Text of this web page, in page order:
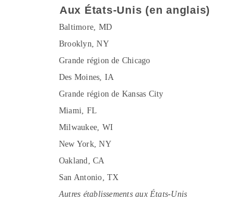
Aux États-Unis (en anglais)
Baltimore, MD
Brooklyn, NY
Grande région de Chicago
Des Moines, IA
Grande région de Kansas City
Miami, FL
Milwaukee, WI
New York, NY
Oakland, CA
San Antonio, TX
Autres établissements aux États-Unis